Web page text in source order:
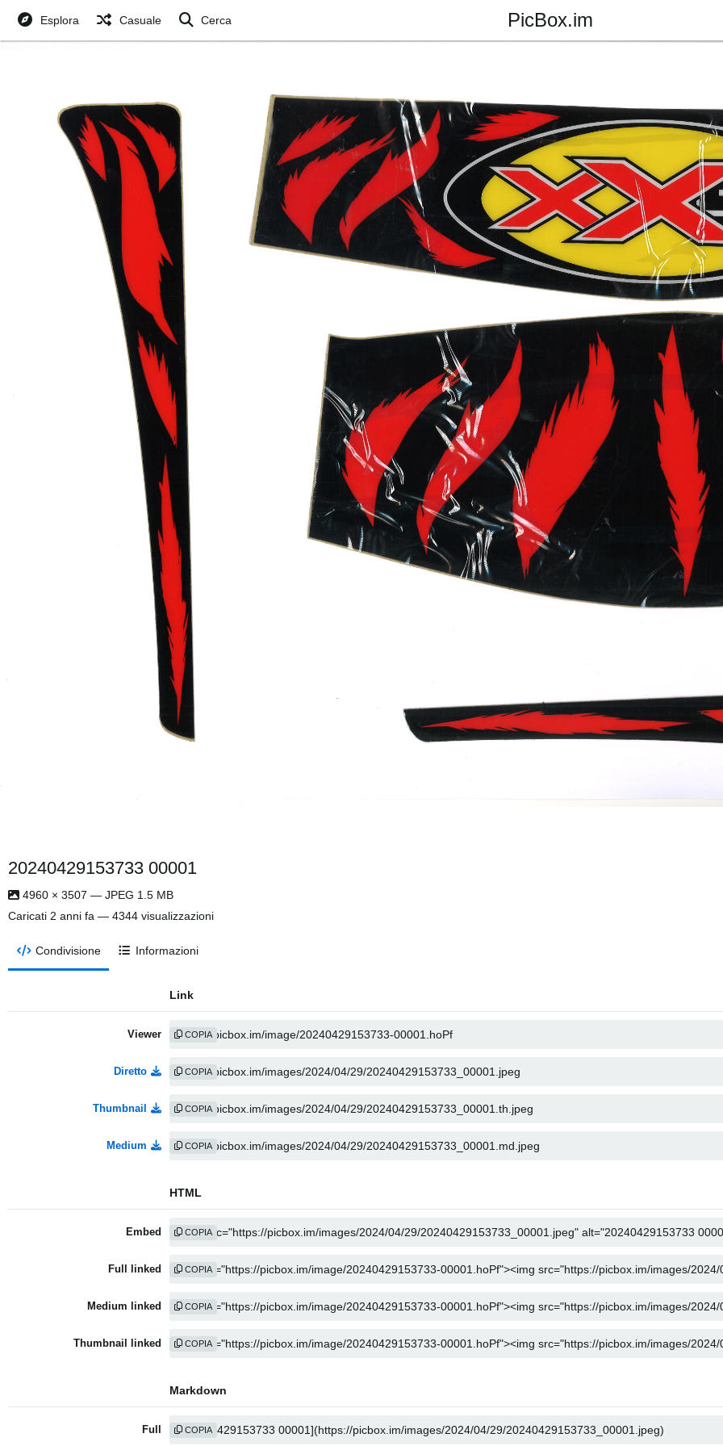
PicBox.im
Esplora Casuale Cerca
20240429153733 00001
4960 × 3507 — JPEG 1.5 MB
Caricati 2 anni fa — 4344 visualizzazioni
Condivisione Informazioni
Link
Viewer COPIA
Diretto COPIA
Thumbnail COPIA
Medium COPIA
HTML
Embed COPIA
Full linked COPIA
Medium linked COPIA
Thumbnail linked COPIA
Markdown
Full COPIA